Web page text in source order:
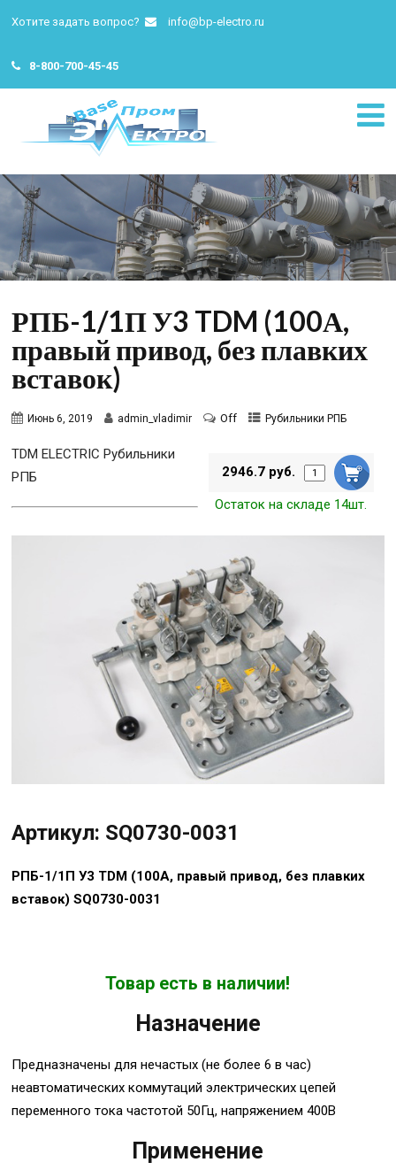
Хотите задать вопрос? info@bp-electro.ru
8-800-700-45-45
РПБ-1/1П У3 TDM (100А,
правый привод, без плавких
вставок)
Июнь 6, 2019 admin_vladimir Off Рубильники РПБ
2946.7 руб.
Остаток на складе 14шт.
TDM ELECTRIC Рубильники
РПБ
Артикул: SQ0730-0031
РПБ-1/1П У3 TDM (100А, правый привод, без плавких
вставок) SQ0730-0031
Товар есть в наличии!
Назначение
Предназначены для нечастых (не более 6 в час)
неавтоматических коммутаций электрических цепей
переменного тока частотой 50Гц, напряжением 400В
Применение